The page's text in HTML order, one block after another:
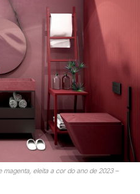
magenta, eleita a cor do ano de 2023 –